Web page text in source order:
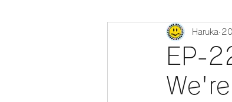
EP-
Haruka